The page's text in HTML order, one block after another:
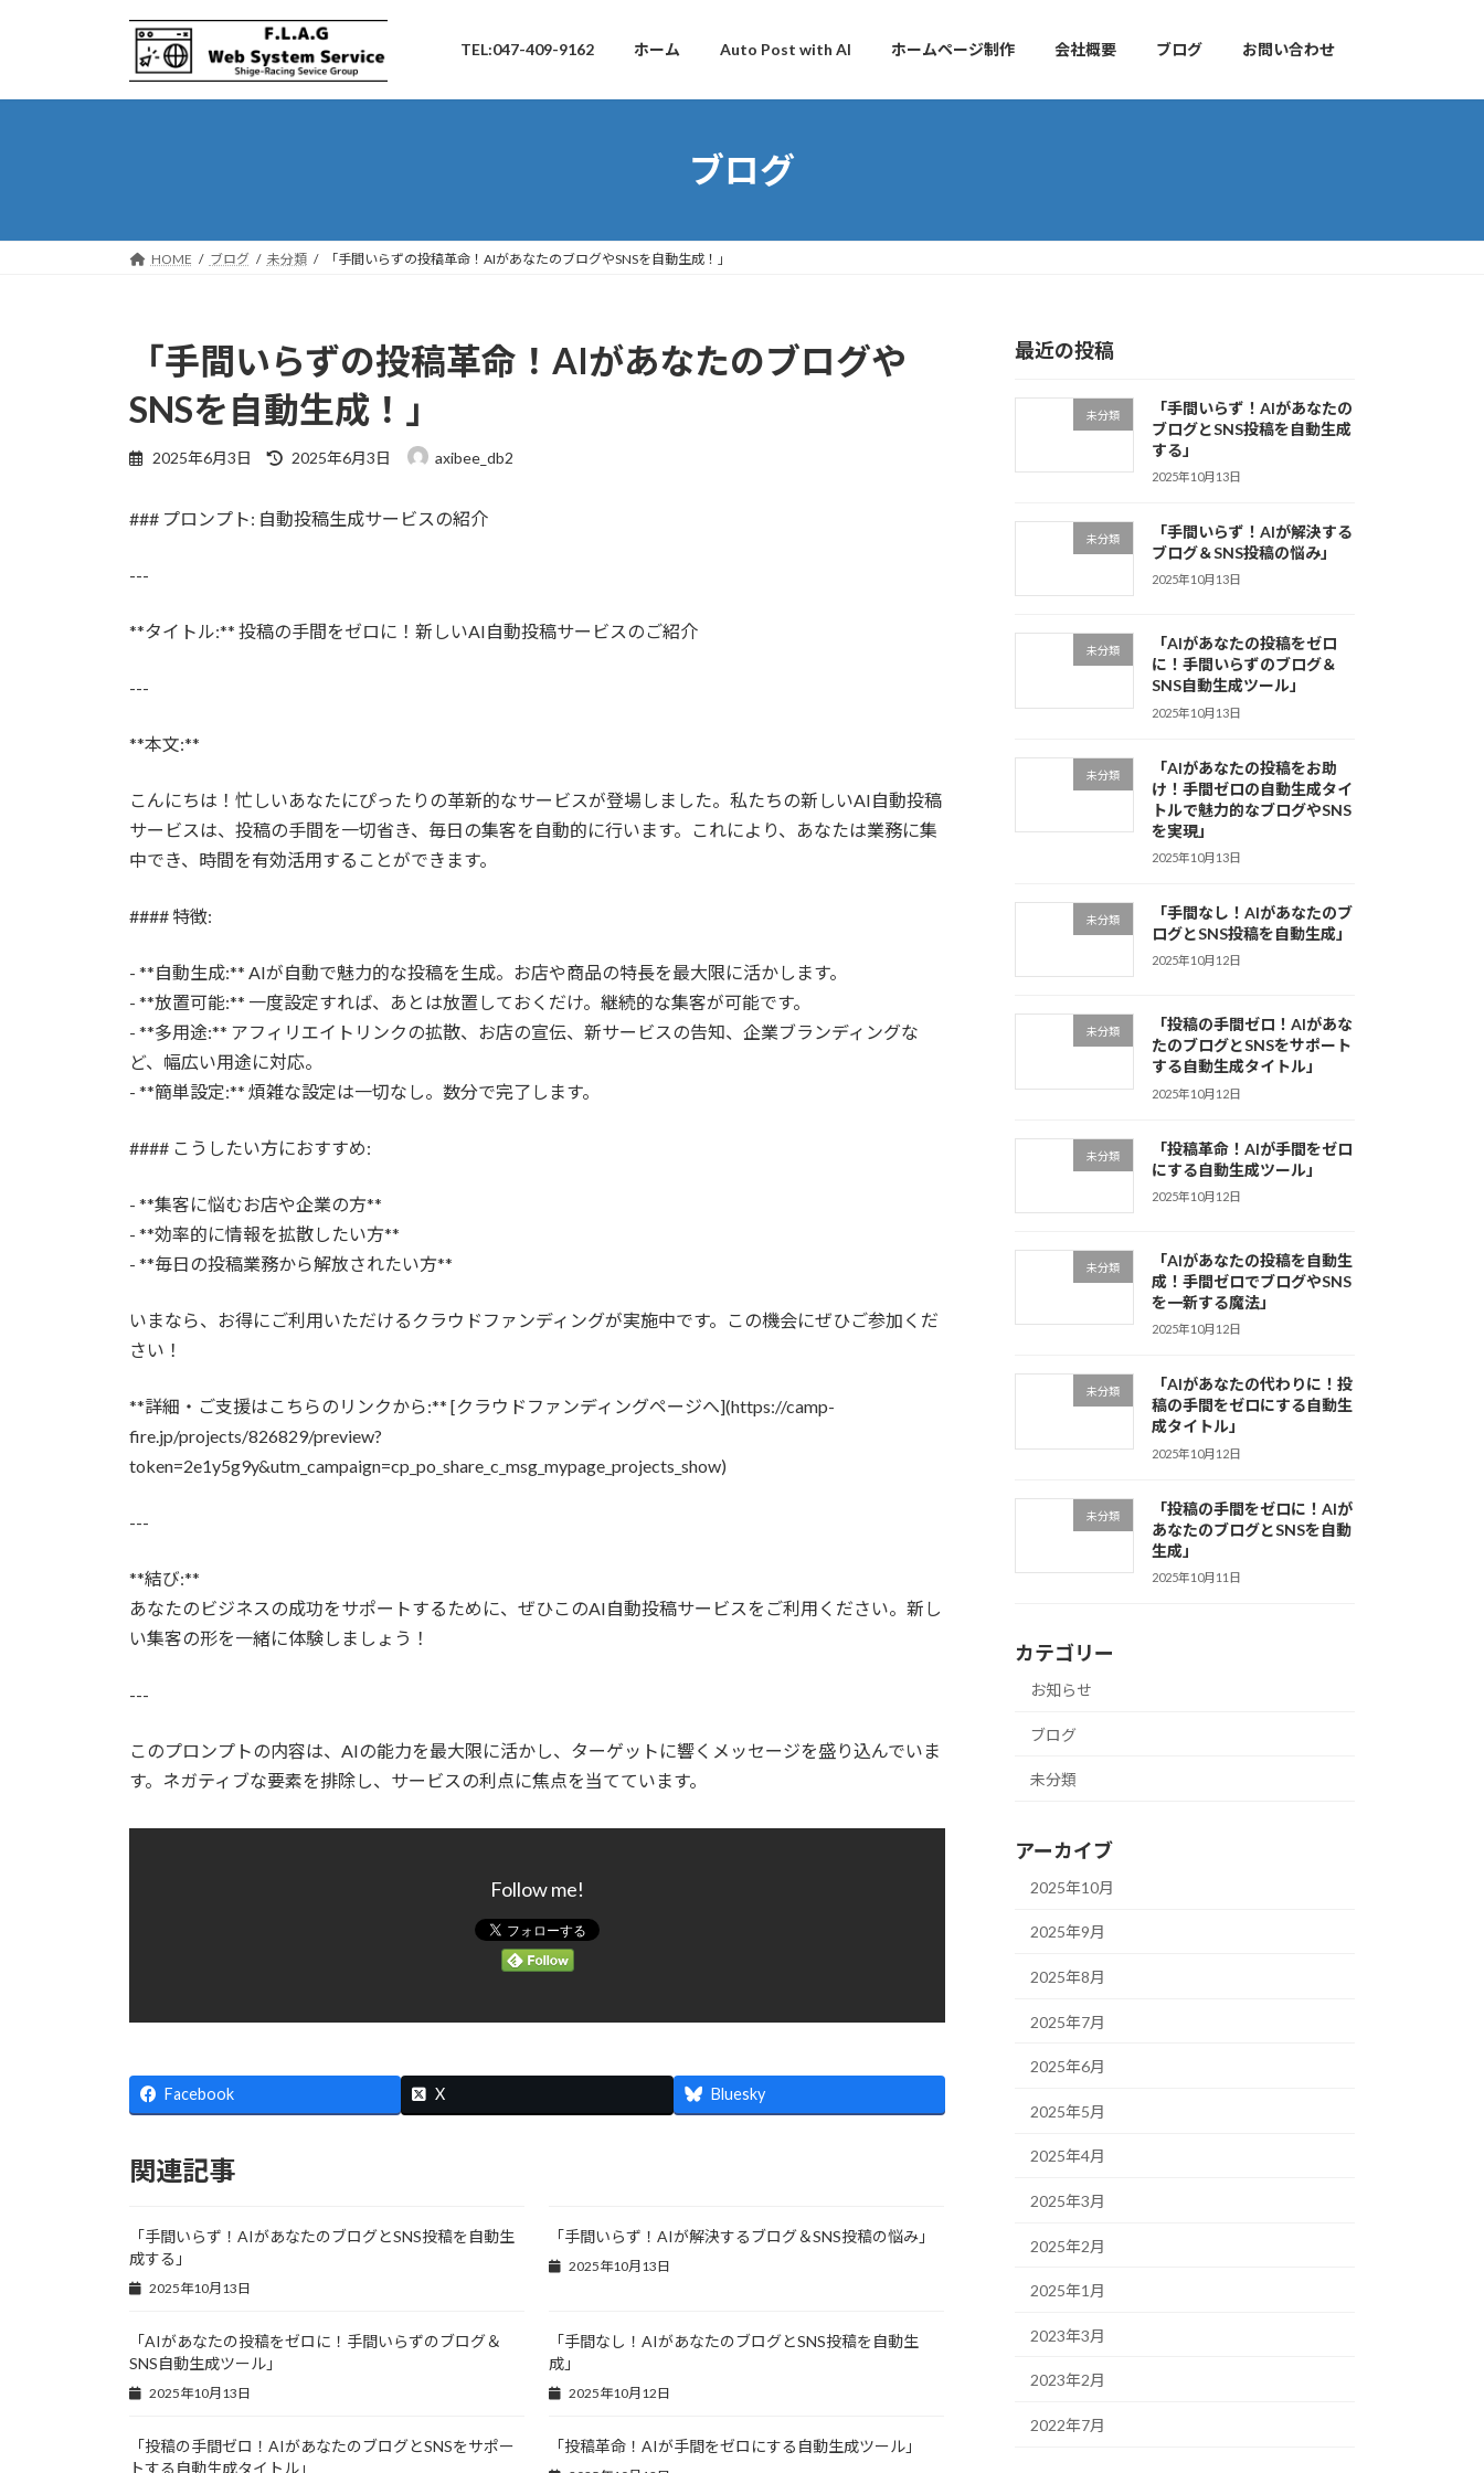
TEL:047-409-9162 ホーム Auto Post with AI ホームページ制作 会社概要 ブログ お問い合わせ
ブログ
HOME ブログ 未分類 「手間いらずの投稿革命！AIがあなたのブログやSNSを自動生成！」
「手間いらずの投稿革命！AIがあなたのブログや
SNSを自動生成！」
2025年6月3日
最
新
2025年6月3日 axibee_db2
### プロンプト: 自動投稿生成サービスの紹介
---
**タイトル:** 投稿の手間をゼロに！新しいAI自動投稿サービスのご紹介
---
**本文:**
こんにちは！忙しいあなたにぴったりの革新的なサービスが登場しました。私たちの新しいAI自動投稿
サービスは、投稿の手間を一切省き、毎日の集客を自動的に行います。これにより、あなたは業務に集
中でき、時間を有効活用することができます。
#### 特徴:
- **自動生成:** AIが自動で魅力的な投稿を生成。お店や商品の特長を最大限に活かします。
- **放置可能:** 一度設定すれば、あとは放置しておくだけ。継続的な集客が可能です。
- **多用途:** アフィリエイトリンクの拡散、お店の宣伝、新サービスの告知、企業ブランディングな
ど、幅広い用途に対応。
- **簡単設定:** 煩雑な設定は一切なし。数分で完了します。
#### こうしたい方におすすめ:
- **集客に悩むお店や企業の方**
- **効率的に情報を拡散したい方**
- **毎日の投稿業務から解放されたい方**
いまなら、お得にご利用いただけるクラウドファンディングが実施中です。この機会にぜひご参加くだ
さい！
**詳細・ご支援はこちらのリンクから:** [クラウドファンディングページへ](https://camp-
fire.jp/projects/826829/preview?
token=2e1y5g9y&utm_campaign=cp_po_share_c_msg_mypage_projects_show)
---
**結び:**
あなたのビジネスの成功をサポートするために、ぜひこのAI自動投稿サービスをご利用ください。新し
い集客の形を一緒に体験しましょう！
---
このプロンプトの内容は、AIの能力を最大限に活かし、ターゲットに響くメッセージを盛り込んでいま
す。ネガティブな要素を排除し、サービスの利点に焦点を当てています。
Follow me!
Facebook X Bluesky
関連記事
「手間いらず！AIがあなたのブログとSNS投稿を自動生
成する」
2025年10月13日
「手間いらず！AIが解決するブログ＆SNS投稿の悩み」
2025年10月13日
「AIがあなたの投稿をゼロに！手間いらずのブログ＆
SNS自動生成ツール」
2025年10月13日
「手間なし！AIがあなたのブログとSNS投稿を自動生
成」
2025年10月12日
「投稿の手間ゼロ！AIがあなたのブログとSNSをサポー
トする自動生成タイトル」
「投稿革命！AIが手間をゼロにする自動生成ツール」
最近の投稿
未分類
「手間いらず！AIがあなたの
ブログとSNS投稿を自動生成
する」
2025年10月13日
未分類
「手間いらず！AIが解決する
ブログ＆SNS投稿の悩み」
2025年10月13日
未分類
「AIがあなたの投稿をゼロ
に！手間いらずのブログ＆
SNS自動生成ツール」
2025年10月13日
未分類
「AIがあなたの投稿をお助
け！手間ゼロの自動生成タイ
トルで魅力的なブログやSNS
を実現」
2025年10月13日
未分類
「手間なし！AIがあなたのブ
ログとSNS投稿を自動生成」
2025年10月12日
未分類
「投稿の手間ゼロ！AIがあな
たのブログとSNSをサポート
する自動生成タイトル」
2025年10月12日
未分類
「投稿革命！AIが手間をゼロ
にする自動生成ツール」
2025年10月12日
未分類
「AIがあなたの投稿を自動生
成！手間ゼロでブログやSNS
を一新する魔法」
2025年10月12日
未分類
「AIがあなたの代わりに！投
稿の手間をゼロにする自動生
成タイトル」
2025年10月12日
未分類
「投稿の手間をゼロに！AIが
あなたのブログとSNSを自動
生成」
2025年10月11日
カテゴリー
お知らせ
ブログ
未分類
アーカイブ
2025年10月
2025年9月
2025年8月
2025年7月
2025年6月
2025年5月
2025年4月
2025年3月
2025年2月
2025年1月
2023年3月
2023年2月
2022年7月